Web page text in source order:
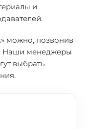
и
можно, позвонив
Наши менеджеры
выбрать